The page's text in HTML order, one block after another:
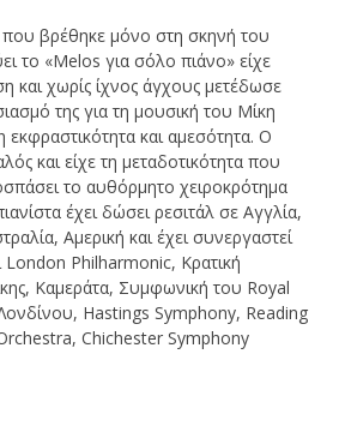
που βρέθηκε μόνο στη σκηνή του
το «Melos για σόλο πιάνο» είχε
και χωρίς ίχνος άγχους μετέδωσε
της για τη μουσική του Μίκη
και αμεσότητα. Ο
και είχε τη μεταδοτικότητα που
το αυθόρμητο χειροκρότημα
έχει δώσει ρεσιτάλ σε Αγγλία,
Αμερική και έχει συνεργαστεί
Philharmonic, Κρατική
Καμεράτα, Συμφωνική του Royal
Hastings Symphony, Reading
Chichester Symphony